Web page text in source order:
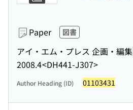
Paper 図書
アイ・エム・プレス 企画・編集
2008.4<DH441-J307>
Author Heading (ID) 01103431